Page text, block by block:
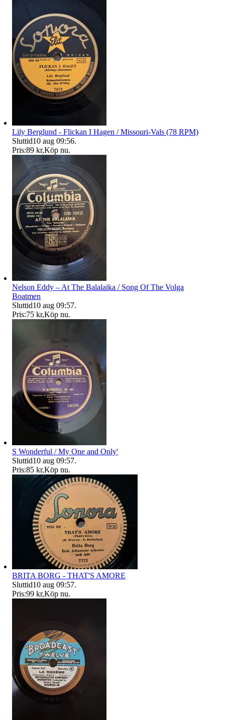
Lily Berglund - Flickan I Hagen / Missouri-Vals (78 RPM)
Sluttid10 aug 09:56.
Pris:89 kr,Köp nu.
Nelson Eddy – At The Balalaika / Song Of The Volga
Boatmen
Sluttid10 aug 09:57.
Pris:75 kr,Köp nu.
S Wonderful / My One and Only'
Sluttid10 aug 09:57.
Pris:85 kr,Köp nu.
BRITA BORG - THAT'S AMORE
Sluttid10 aug 09:57.
Pris:99 kr,Köp nu.